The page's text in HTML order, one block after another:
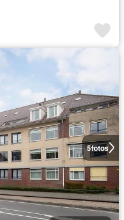
5fotos